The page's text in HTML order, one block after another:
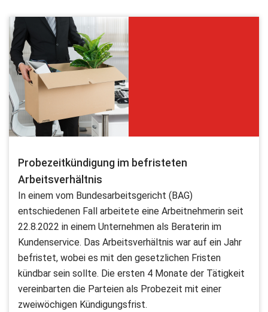
Probezeitkündigung im befristeten
Arbeitsverhältnis
In einem vom Bundesarbeitsgericht (BAG)
entschiedenen Fall arbeitete eine Arbeitnehmerin seit
22.8.2022 in einem Unternehmen als Beraterin im
Kundenservice. Das Arbeitsverhältnis war auf ein Jahr
befristet, wobei es mit den gesetzlichen Fristen
kündbar sein sollte. Die ersten 4 Monate der Tätigkeit
vereinbarten die Parteien als Probezeit mit einer
zweiwöchigen Kündigungsfrist.